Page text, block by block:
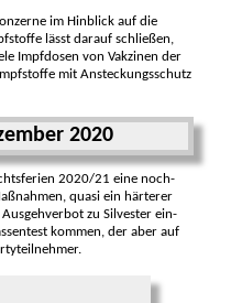
im Hin­blick auf die
lässt da­rauf schließen,
Impf­dosen von Vakzinen der
mit Ansteckungs­schutz
2020
2020/21 eine noch­
quasi ein härterer
zu Sil­vester ein­
kommen, der aber auf